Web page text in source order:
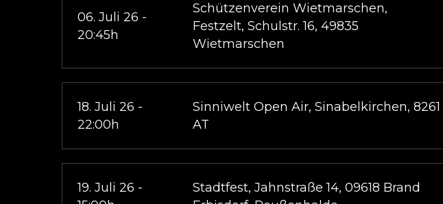
06. Juli 26 -
20:45h
Schützenverein Wietmarschen,
Festzelt, Schulstr. 16, 49835
Wietmarschen
18. Juli 26 -
22:00h
Sinniwelt Open Air, Sinabelkirchen, 8261
AT
19. Juli 26 -
Stadtfest, Jahnstraße 14, 09618 Brand